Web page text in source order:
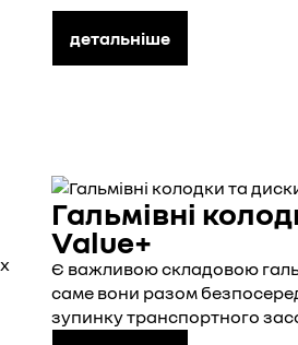
детальніше
Гальмівні
Value+
Є важливою складовою
саме вони разом
зупинку транспортного